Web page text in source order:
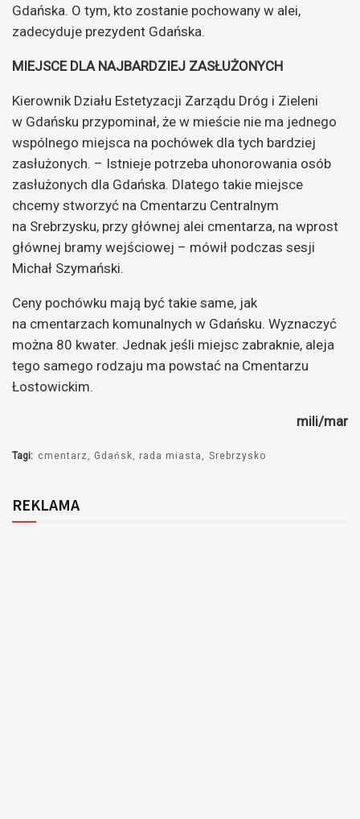
Gdańska. O tym, kto zostanie pochowany w alei,
zadecyduje prezydent Gdańska.
MIEJSCE DLA NAJBARDZIEJ ZASŁUŻONYCH
Kierownik Działu Estetyzacji Zarządu Dróg i Zieleni
w Gdańsku przypominał, że w mieście nie ma jednego
wspólnego miejsca na pochówek dla tych bardziej
zasłużonych. – Istnieje potrzeba uhonorowania osób
zasłużonych dla Gdańska. Dlatego takie miejsce
chcemy stworzyć na Cmentarzu Centralnym
na Srebrzysku, przy głównej alei cmentarza, na wprost
głównej bramy wejściowej – mówił podczas sesji
Michał Szymański.
Ceny pochówku mają być takie same, jak
na cmentarzach komunalnych w Gdańsku. Wyznaczyć
można 80 kwater. Jednak jeśli miejsc zabraknie, aleja
tego samego rodzaju ma powstać na Cmentarzu
Łostowickim.
mili/mar
Tagi: cmentarz Gdańsk rada miasta Srebrzysko
REKLAMA